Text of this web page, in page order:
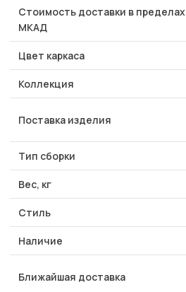
Стоимость доставки в пределах
МКАД
Цвет каркаса
Коллекция
Поставка изделия
Тип сборки
Вес, кг
Стиль
Наличие
Ближайшая доставка